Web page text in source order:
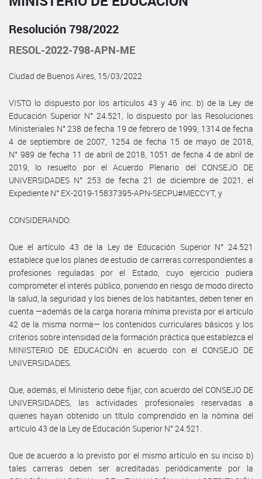
Resolución 798/2022
RESOL-2022-798-APN-ME
Ciudad de Buenos Aires, 15/03/2022
VISTO lo dispuesto por los artículos 43 y 46 inc. b) de la Ley de
Educación Superior N° 24.521, lo dispuesto por las Resoluciones
Ministeriales N° 238 de fecha 19 de febrero de 1999, 1314 de fecha
4 de septiembre de 2007, 1254 de fecha 15 de mayo de 2018,
N° 989 de fecha 11 de abril de 2018, 1051 de fecha 4 de abril de
2019, lo resuelto por el Acuerdo Plenario del CONSEJO DE
UNIVERSIDADES N° 253 de fecha 21 de diciembre de 2021, el
Expediente N° EX-2019-15837395-APN-SECPU#MECCYT, y
CONSIDERANDO:
Que el artículo 43 de la Ley de Educación Superior N° 24.521
establece que los planes de estudio de carreras correspondientes a
profesiones reguladas por el Estado, cuyo ejercicio pudiera
comprometer el interés público, poniendo en riesgo de modo directo
la salud, la seguridad y los bienes de los habitantes, deben tener en
cuenta —además de la carga horaria mínima prevista por el artículo
42 de la misma norma— los contenidos curriculares básicos y los
criterios sobre intensidad de la formación práctica que establezca el
MINISTERIO DE EDUCACIÓN en acuerdo con el CONSEJO DE
UNIVERSIDADES.
Que, además, el Ministerio debe fijar, con acuerdo del CONSEJO DE
UNIVERSIDADES, las actividades profesionales reservadas a
quienes hayan obtenido un título comprendido en la nómina del
artículo 43 de la Ley de Educación Superior N° 24.521.
Que de acuerdo a lo previsto por el mismo artículo en su inciso b)
tales carreras deben ser acreditadas periódicamente por la